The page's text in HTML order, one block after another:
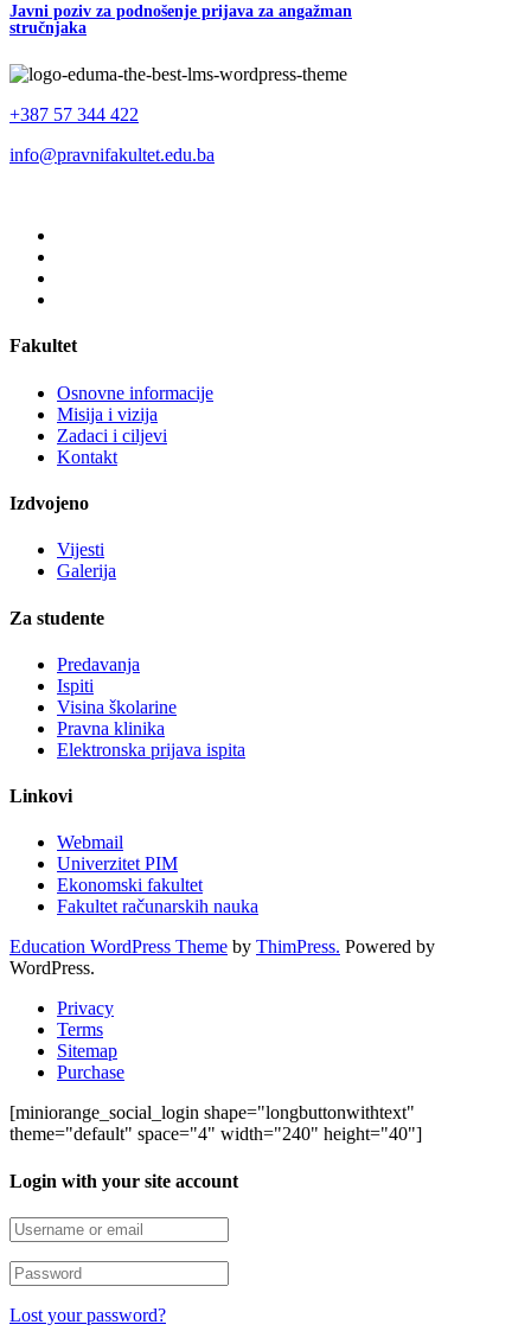
Javni poziv za podnošenje prijava za angažman
stručnjaka
+387 57 344 422
info@pravnifakultet.edu.ba
Fakultet
Osnovne informacije
Misija i vizija
Zadaci i ciljevi
Kontakt
Izdvojeno
Vijesti
Galerija
Za studente
Predavanja
Ispiti
Visina školarine
Pravna klinika
Elektronska prijava ispita
Linkovi
Webmail
Univerzitet PIM
Ekonomski fakultet
Fakultet računarskih nauka
Education WordPress Theme by ThimPress. Powered by
WordPress.
Privacy
Terms
Sitemap
Purchase
[miniorange_social_login shape="longbuttonwithtext"
theme="default" space="4" width="240" height="40"]
Login with your site account
Lost your password?